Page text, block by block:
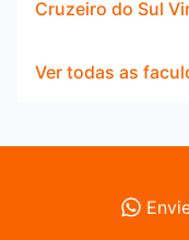
Cruzeiro do Sul
Ver todas as